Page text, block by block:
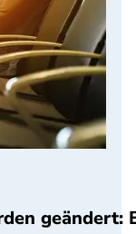
geändert: